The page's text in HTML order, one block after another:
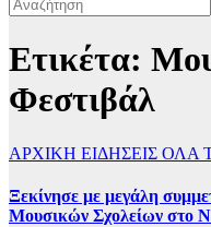
Ετικέτα:
Φεστιβάλ
ΑΡΧΙΚΗ ΕΙΔΗΣΕΙΣ ΟΛΑ
Ξεκίνησε με μεγάλη
Μουσικών Σχολείων στο